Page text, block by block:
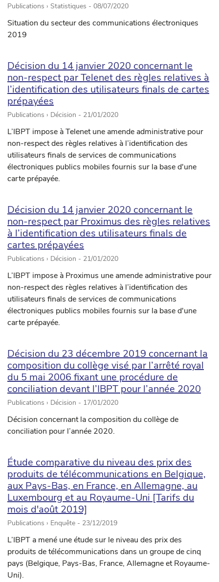
Publications › Statistiques - 08/07/2020
Situation du secteur des communications électroniques
2019
Décision du 14 janvier 2020 concernant le
non-respect par Telenet des règles relatives à
l’identification des utilisateurs finals de cartes
prépayées
Publications › Décision - 21/01/2020
L’IBPT impose à Telenet une amende administrative pour
non-respect des règles relatives à l’identification des
utilisateurs finals de services de communications
électroniques publics mobiles fournis sur la base d'une
carte prépayée.
Décision du 14 janvier 2020 concernant le
non-respect par Proximus des règles relatives
à l’identification des utilisateurs finals de
cartes prépayées
Publications › Décision - 21/01/2020
L’IBPT impose à Proximus une amende administrative pour
non-respect des règles relatives à l’identification des
utilisateurs finals de services de communications
électroniques publics mobiles fournis sur la base d'une
carte prépayée.
Décision du 23 décembre 2019 concernant la
composition du collège visé par l’arrêté royal
du 5 mai 2006 fixant une procédure de
conciliation devant l’IBPT pour l’année 2020
Publications › Décision - 17/01/2020
Décision concernant la composition du collège de
conciliation pour l’année 2020.
Étude comparative du niveau des prix des
produits de télécommunications en Belgique,
aux Pays-Bas, en France, en Allemagne, au
Luxembourg et au Royaume-Uni [Tarifs du
mois d'août 2019]
Publications › Enquête - 23/12/2019
L’IBPT a mené une étude sur le niveau des prix des
produits de télécommunications dans un groupe de cinq
pays (Belgique, Pays-Bas, France, Allemagne et Royaume-
Uni).